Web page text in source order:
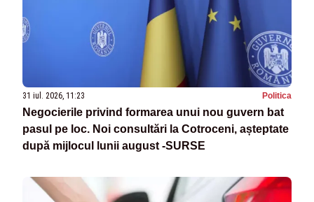
31 iul. 2026, 11:23 Politica
Negocierile privind formarea unui nou guvern bat
pasul pe loc. Noi consultări la Cotroceni, așteptate
după mijlocul lunii august -SURSE